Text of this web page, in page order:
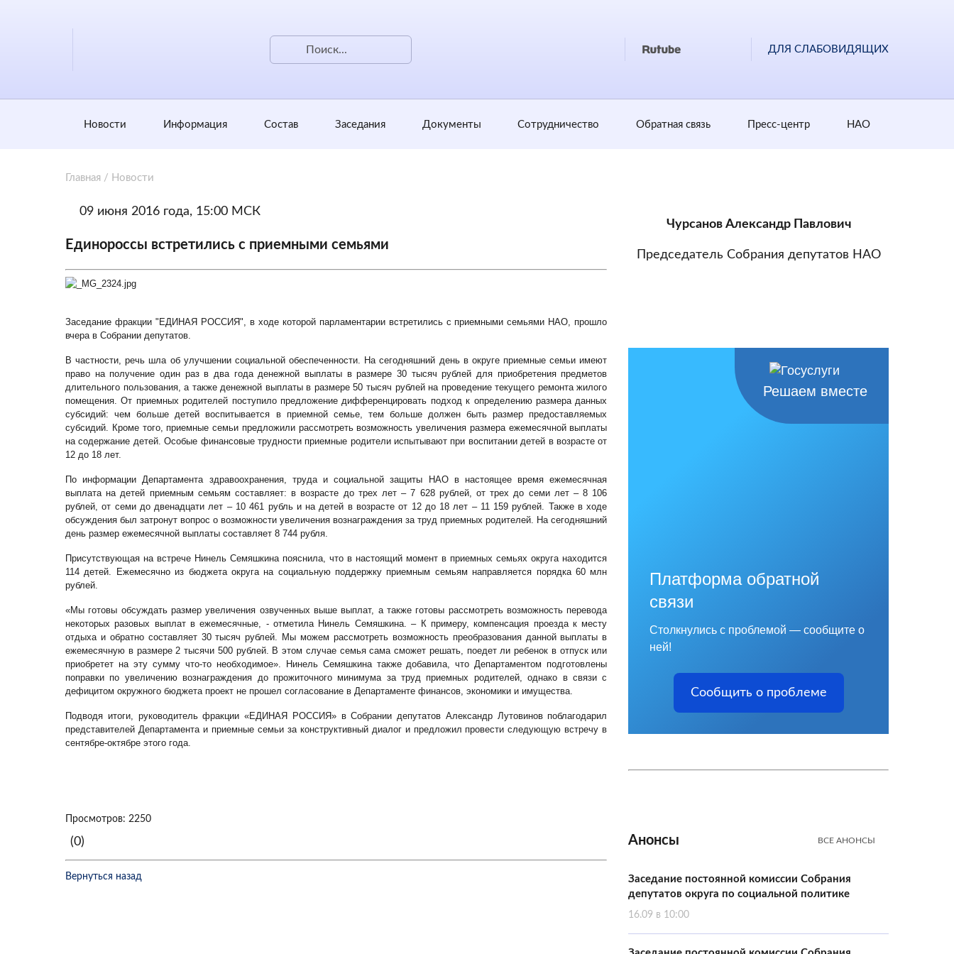
ДЛЯ СЛАБОВИДЯЩИХ
Новости Информация Состав Заседания Документы Сотрудничество Обратная cвязь Пресс-центр НАО
Главная / Новости
09 июня 2016 года, 15:00 МСК
Единороссы встретились с приемными семьями
Заседание фракции "ЕДИНАЯ РОССИЯ", в ходе которой парламентарии встретились с приемными семьями НАО, прошло
вчера в Собрании депутатов.
В частности, речь шла об улучшении социальной обеспеченности. На сегодняшний день в округе приемные семьи имеют
право на получение один раз в два года денежной выплаты в размере 30 тысяч рублей для приобретения предметов
длительного пользования, а также денежной выплаты в размере 50 тысяч рублей на проведение текущего ремонта жилого
помещения. От приемных родителей поступило предложение дифференцировать подход к определению размера данных
субсидий: чем больше детей воспитывается в приемной семье, тем больше должен быть размер предоставляемых
субсидий. Кроме того, приемные семьи предложили рассмотреть возможность увеличения размера ежемесячной выплаты
на содержание детей. Особые финансовые трудности приемные родители испытывают при воспитании детей в возрасте от
12 до 18 лет.
По информации Департамента здравоохранения, труда и социальной защиты НАО в настоящее время ежемесячная
выплата на детей приемным семьям составляет: в возрасте до трех лет – 7 628 рублей, от трех до семи лет – 8 106
рублей, от семи до двенадцати лет – 10 461 рубль и на детей в возрасте от 12 до 18 лет – 11 159 рублей. Также в ходе
обсуждения был затронут вопрос о возможности увеличения вознаграждения за труд приемных родителей. На сегодняшний
день размер ежемесячной выплаты составляет 8 744 рубля.
Присутствующая на встрече Нинель Семяшкина пояснила, что в настоящий момент в приемных семьях округа находится
114 детей. Ежемесячно из бюджета округа на социальную поддержку приемным семьям направляется порядка 60 млн
рублей.
«Мы готовы обсуждать размер увеличения озвученных выше выплат, а также готовы рассмотреть возможность перевода
некоторых разовых выплат в ежемесячные, - отметила Нинель Семяшкина. – К примеру, компенсация проезда к месту
отдыха и обратно составляет 30 тысяч рублей. Мы можем рассмотреть возможность преобразования данной выплаты в
ежемесячную в размере 2 тысячи 500 рублей. В этом случае семья сама сможет решать, поедет ли ребенок в отпуск или
приобретет на эту сумму что-то необходимое». Нинель Семяшкина также добавила, что Департаментом подготовлены
поправки по увеличению вознаграждения до прожиточного минимума за труд приемных родителей, однако в связи с
дефицитом окружного бюджета проект не прошел согласование в Департаменте финансов, экономики и имущества.
Подводя итоги, руководитель фракции «ЕДИНАЯ РОССИЯ» в Собрании депутатов Александр Лутовинов поблагодарил
представителей Департамента и приемные семьи за конструктивный диалог и предложил провести следующую встречу в
сентябре-октябре этого года.
Просмотров: 2250
(0)
Вернуться назад
Чурсанов Александр Павлович
Председатель Собрания депутатов НАО
Решаем вместе
Платформа обратной
связи
Столкнулись с проблемой — сообщите о
ней!
Сообщить о проблеме
Анонсы ВСЕ АНОНСЫ
Заседание постоянной комиссии Собрания
депутатов округа по социальной политике
16.09 в 10:00